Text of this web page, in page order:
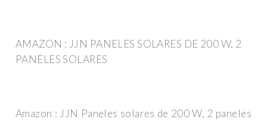
AMAZON : JJN PANELES SOLARES DE 200 W, 2
PANELES SOLARES
Amazon : JJN Paneles solares de 200 W, 2 paneles